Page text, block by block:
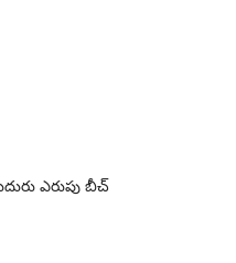
ఎరుపు బీచ్